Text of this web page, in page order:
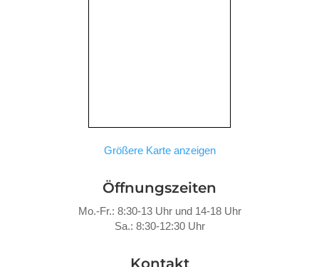
Größere Karte anzeigen
Öffnungszeiten
Mo.-Fr.: 8:30-13 Uhr und 14-18 Uhr
Sa.: 8:30-12:30 Uhr